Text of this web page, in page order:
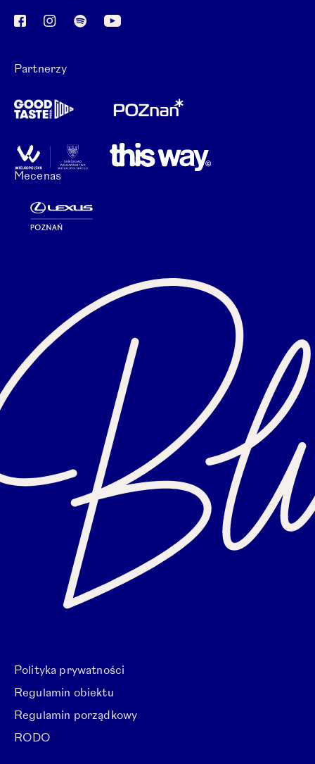
Partnerzy
Mecenas
Polityka prywatności
Regulamin obiektu
Regulamin porządkowy
RODO